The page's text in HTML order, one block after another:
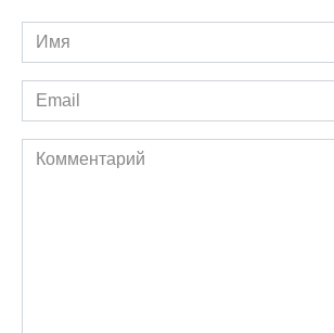
Имя
*
Email
*
Комментарий